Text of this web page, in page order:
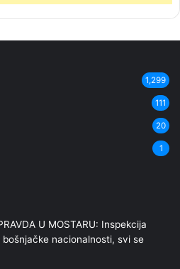
1,299
111
20
1
U MOSTARU: Inspekcija
nacionalnosti, svi se